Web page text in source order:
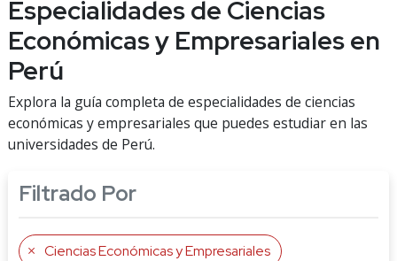
Especialidades de Ciencias
Económicas y Empresariales en
Perú
Explora la guía completa de especialidades de ciencias
económicas y empresariales que puedes estudiar en las
universidades de Perú.
Filtrado Por
Ciencias Económicas y Empresariales